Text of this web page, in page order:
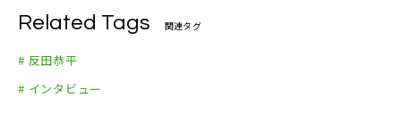
Related Tags 関連タグ
# 反田恭平
# インタビュー